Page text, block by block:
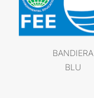
BANDIERA
BLU